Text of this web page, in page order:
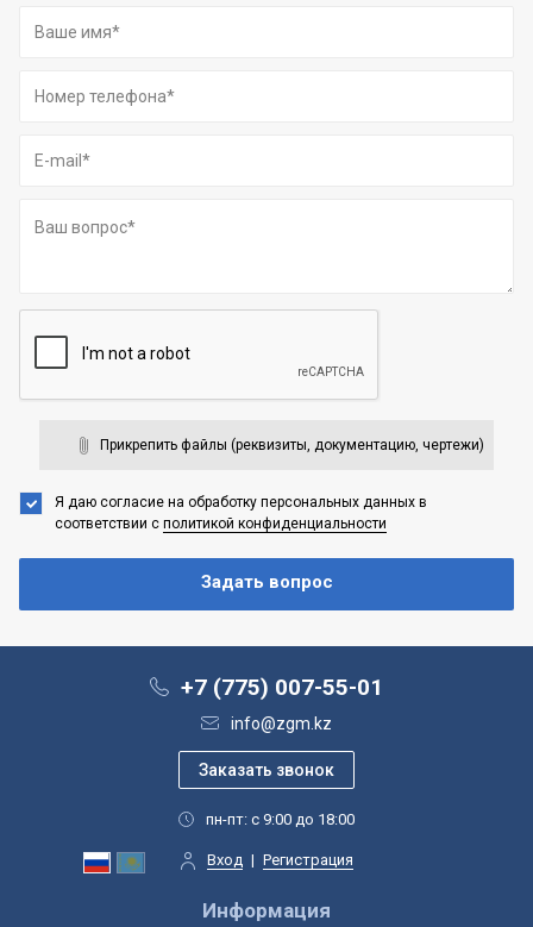
Прикрепить файлы (реквизиты, документацию, чертежи)
Я даю согласие на обработку персональных данных в
соответствии с политикой конфиденциальности
+7 (775) 007-55-01
info@zgm.kz
пн-пт: с 9:00 до 18:00
Вход | Регистрация
Информация